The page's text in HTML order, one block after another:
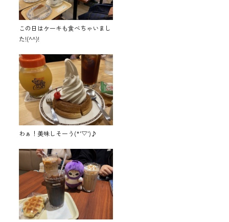
この日はケーキも食べちゃいまし
た!(^^)!
わぁ！美味しそーう(*'▽')♪